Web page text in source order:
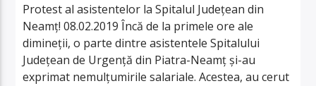
Protest al asistentelor la Spitalul Județean din
Neamț! 08.02.2019 Încă de la primele ore ale
dimineții, o parte dintre asistentele Spitalului
Județean de Urgență din Piatra-Neamț și-au
exprimat nemulțumirile salariale. Acestea, au cerut